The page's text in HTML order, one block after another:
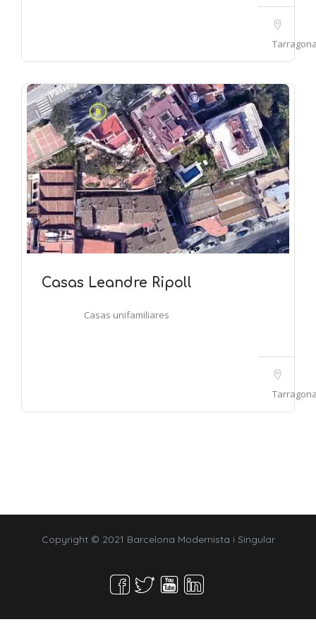
Casas Leandre Ripoll
Casas unifamiliares
Copyright © 2021 Barcelona Modernista i Singular